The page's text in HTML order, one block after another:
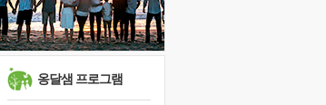
보고 싶은 어머니
유년 시절의 부산 영도 바다
못된 꼰대들
희망이란
'모른다'는 것
#힐링
옹달샘 프로그램